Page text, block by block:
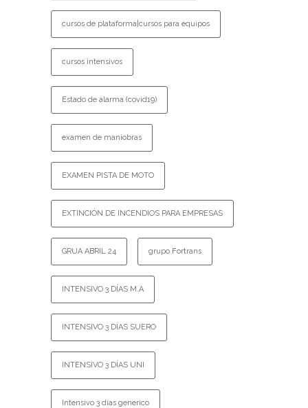
cursos de plataforma|cursos para equipos
cursos intensivos
Estado de alarma (covid19)
examen de maniobras
EXAMEN PISTA DE MOTO
EXTINCIÓN DE INCENDIOS PARA EMPRESAS
GRUA ABRIL 24 grupo Fortrans
INTENSIVO 3 DÍAS M.A
INTENSIVO 3 DÍAS SUERO
INTENSIVO 3 DÍAS UNI
Intensivo 3 días generico